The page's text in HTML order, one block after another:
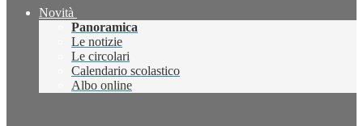
Novità
Panoramica
Le notizie
Le circolari
Calendario scolastico
Albo online